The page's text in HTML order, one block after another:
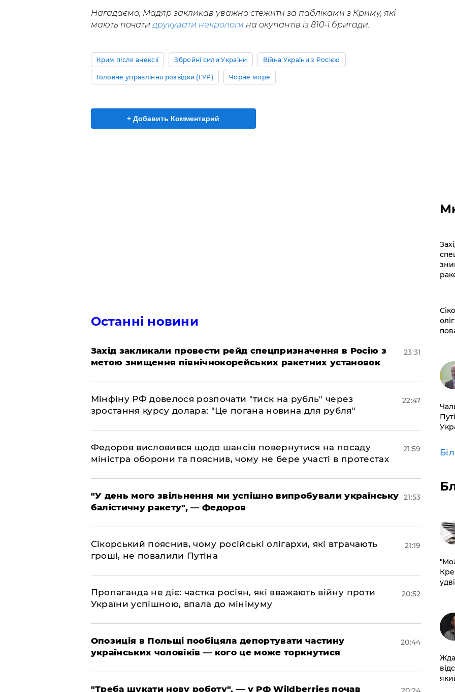
Нагадаємо, Мадяр закликав уважно стежити за пабліками з Криму, які
мають почати друкувати некрологи на окупантів із 810-ї бригади.
Крим після анексії Збройні сили України Війна України з Росією
Головне управління розвідки (ГУР) Чорне море
+ Добавить Комментарий
Останні новини
​Захід закликали провести рейд спецпризначення в Росію з
метою знищення північнокорейських ракетних установок
23:31
​Мінфіну РФ довелося розпочати "тиск на рубль" через
зростання курсу долара: "Це погана новина для рубля"
22:47
​Федоров висловився щодо шансів повернутися на посаду
міністра оборони та пояснив, чому не бере участі в протестах
21:59
​"У день мого звільнення ми успішно випробували українську
балістичну ракету", — Федоров
21:53
​Сікорський пояснив, чому російські олігархи, які втрачають
гроші, не повалили Путіна
21:19
​Пропаганда не діє: частка росіян, які вважають війну проти
України успішною, впала до мінімуму
20:52
​Опозиція в Польщі пообіцяла депортувати частину
українських чоловіків — кого це може торкнутися
20:44
​"Треба шукати нову роботу", — у РФ Wildberries почав